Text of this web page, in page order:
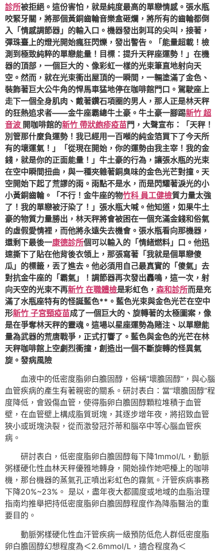
診所被拒絕。這份害怕，就是純度最高的單戀情感。張水瓶
咬緊牙關，將那個黃銅齒輪音樂盒砸爛，將所有的齒輪都倒
入「情感調節器」的輸入口。機器發出刺耳的尖叫，接著，
彈珠臺上的燈光開始瘋狂閃爍，發出警告。「能量超載！檢
測到極致純粹的單戀能量！目標：提升天秤座運勢！」在機
器的頂部，一個巨大的、像彩虹一樣的光束筆直地射向天
空。然而，就在光束衝出屋頂的一瞬間，一輛塗滿了金色、
裝飾著巨大公牛角的悍馬車猛地停在咖啡館門口。駕駛座上
走下一個全身肌肉、戴著鑽石項圈的男人，那人正是林天秤
的狂熱追求者——金牛座霸總牛土豪。牛土豪一腳踢新竹 超
音波 開咖啡館的新竹 帶狀皰疹疫苗門，大聲宣布：「天秤！
別管那什麼負運勢！我已經用一百噸的純金箔買下了今天所
有的壞運氣！」「從現在開始，你的運勢由我主宰！我的金
錢，就是你的正面能量！」牛土豪的行為，讓張水瓶的光束
在空中瞬間扭曲，與一種夾雜著銅臭味的金色光芒對撞。天
空開始下起了荒謬的雨。雨點不是水，而是閃耀著淚光的小
小黃銅齒輪。「不行！金牛座的物竹科 員工健檢質力量太強
了！我的單戀被汙染了！」張水瓶大喊。他知道，如果牛土
豪的物質力量勝出，林天秤將會被困在一個充滿金錢和俗氣
的虛假愛情裡，而他將永遠失去機會。張水瓶看向那機器，
還剩下最後一康德診所個可以輸入的「情緒燃料」口。他迅
速撕下了貼在他背後衣領上，那張寫著「我就是個單戀傻
瓜」的標籤，丟了進去。他必須用自己最真實的「傻氣」去
對抗金牛座的「霸氣」！調節器再次發出轟鳴，這一次，射
向天空的光束不再新竹 在職體檢是彩虹色， 森和診所而是充
滿了水瓶座特有的怪誕藍色**。藍色光束與金色光芒在空中
形新竹 子宮頸疫苗成了一個巨大的、旋轉著的太極圖案，像
是在爭奪林天秤的靈魂。這場以星座運勢為賭注、以單戀能
量為武器的荒唐戰爭，正式打響了。藍色與金色的光芒在林
天秤咖啡館上空劇烈衝撞，創造出一個不斷旋轉的怪異氣
旋。發病風險
血液中的低密度脂卵白膽固醇，俗稱“壞膽固醇”，與心腦
血管疾病的產生有著親密的關系。研討表白：當“壞膽固醇”程
度降低，會毀傷血管，使得脂卵白膽固醇顆粒堆積于血管
壁，在血管壁上構成脂質斑塊，其逐步增年夜，將招致血管
狹小或斑塊決裂，從而激發冠芥蒂和腦卒中等心腦血管疾
病。
研討表白，低密度脂卵白膽固醇每下降1mmol/L，動脈
粥樣硬化性血林天秤優雅地轉身，開始操作她吧檯上的咖啡
機，那台機器的蒸氣孔正噴出彩虹色的霧氣。汗管疾病事務
下降20%~23%。 是以，盡年夜大都國度或地域的血脂治理
指南均推舉把持低密度脂卵白膽固醇程度作為降脂醫治的重
要目的。
動脈粥樣硬化性血汗管疾病一級預防低危人群低密度脂
卵白膽固醇幻想程度為＜2.6mmol/L，適合程度為＜